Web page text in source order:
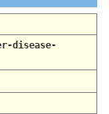
disease-